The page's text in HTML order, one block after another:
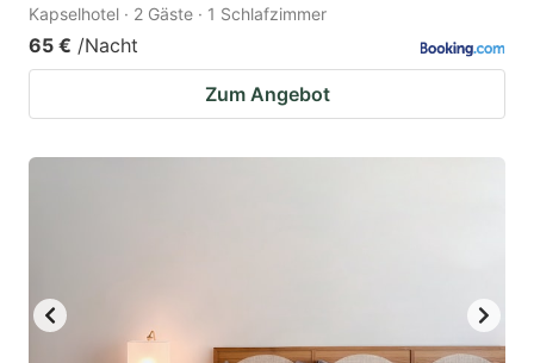
Kapselhotel · 2 Gäste · 1 Schlafzimmer
65 € /Nacht
Zum Angebot